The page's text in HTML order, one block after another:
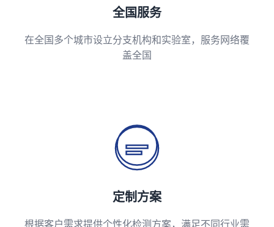
全国服务
在全国多个城市设立分支机构和实验室，服务网络覆
盖全国
定制方案
根据客户需求提供个性化检测方案，满足不同行业需